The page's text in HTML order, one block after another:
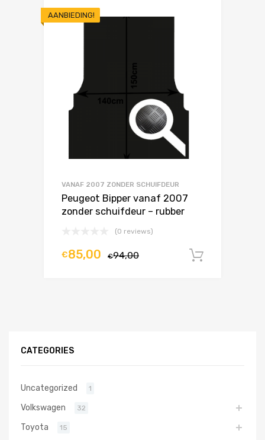
AANBIEDING!
VANAF 2007 ZONDER SCHUIFDEUR
Peugeot Bipper vanaf 2007
zonder schuifdeur – rubber
(0 reviews)
€94,00
€85,00
CATEGORIES
Uncategorized 1
Volkswagen 32
Toyota 15